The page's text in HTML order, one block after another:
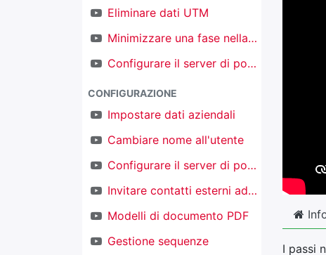
Eliminare dati UTM
Minimizzare una fase nella kanban nel CRM
Configurare il server di posta in ingresso per creare nuovi oggetti
CONFIGURAZIONE
Impostare dati aziendali
Cambiare nome all'utente
Configurare il server di posta in uscita
Invitare contatti esterni ad accedere al proprio TAKOBI
Modelli di documento PDF
Gestione sequenze
I passi